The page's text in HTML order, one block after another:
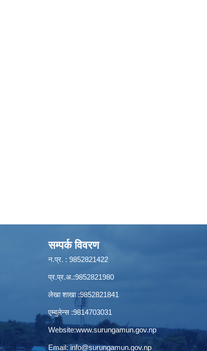
सम्पर्क विवरण
न.प्र. : 9852821422
प्र.प्र.अ.:9852821980
लेखा शाखा :9852821841
एम्बुलेन्स :9814703031
Website:www.surungamun.gov.np
Email:info@surungamun.gov.np